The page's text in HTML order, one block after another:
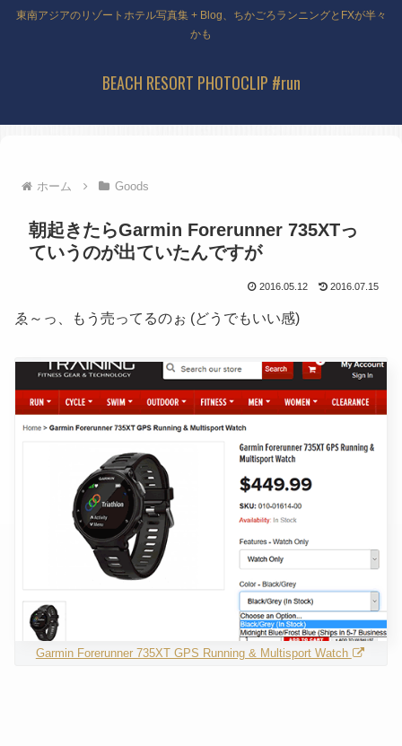
東南アジアのリゾートホテル写真集 + Blog、ちかごろランニングとFXが半々
かも
BEACH RESORT PHOTOCLIP #run
ホーム Goods
朝起きたらGarmin Forerunner 735XTっ
ていうのが出ていたんですが
2016.05.12 2016.07.15
ゑ～っ、もう売ってるのぉ (どうでもいい感)
Garmin Forerunner 735XT GPS Running & Multisport Watch